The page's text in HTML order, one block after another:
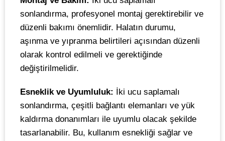
sonlandırma, profesyonel montaj gerektirebilir ve
düzenli bakımı önemlidir. Halatın durumu,
aşınma ve yıpranma belirtileri açısından düzenli
olarak kontrol edilmeli ve gerektiğinde
değiştirilmelidir.
Esneklik ve Uyumluluk:
İki ucu saplamalı
sonlandırma, çeşitli bağlantı elemanları ve yük
kaldırma donanımları ile uyumlu olacak şekilde
tasarlanabilir. Bu, kullanım esnekliği sağlar ve